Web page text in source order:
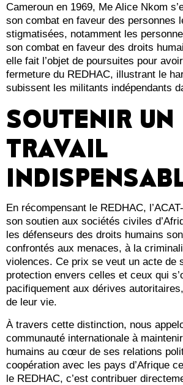
Cameroun en 1969, Me Alice Nkom
son combat en faveur des personnes
stigmatisées, notamment les
son combat en faveur des droits
elle fait l’objet de poursuites pour
fermeture du REDHAC, illustrant le
subissent les militants indépendants
SOUTENIR UN
TRAVAIL
En récompensant le REDHAC,
son soutien aux sociétés civiles
les défenseurs des droits humains
confrontés aux menaces, à la
violences. Ce prix se veut un acte de
protection envers celles et ceux qui
pacifiquement aux dérives
de leur vie.
À travers cette distinction, nous
communauté internationale à
humains au cœur de ses relations
coopération avec les pays d’Afrique
le REDHAC, c’est contribuer